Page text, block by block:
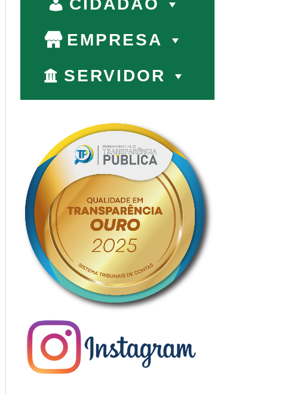
CIDADÃO
EMPRESA
SERVIDOR